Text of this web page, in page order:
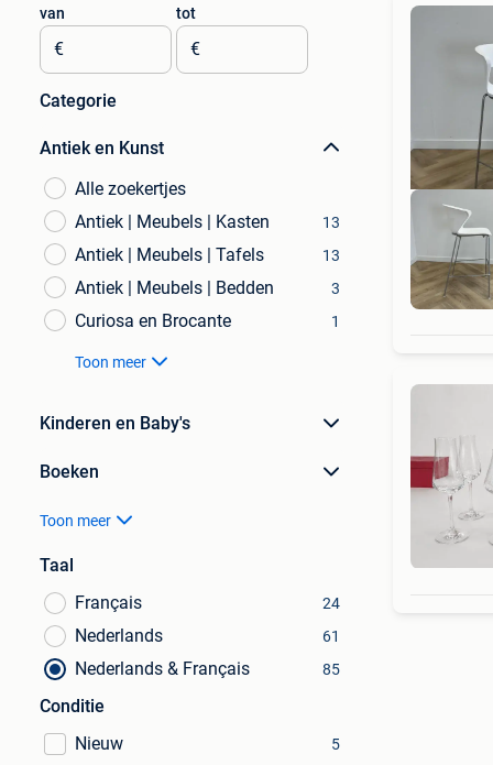
van
€
tot
€
Categorie
Antiek en Kunst
Alle zoekertjes
Antiek | Meubels | Kasten
13
Antiek | Meubels | Tafels 13
Antiek | Meubels | Bedden 3
Curiosa en Brocante 1
Toon meer
Kinderen en Baby's
Boeken
Toon meer
Taal
Français
24
Nederlands 61
Nederlands & Français 85
Conditie
Nieuw
5